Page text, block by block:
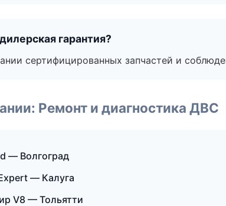
гарантия?
сертифицированных запчастей и
Ремонт и диагностика ДВС
— Волгоград
— Калуга
V8 — Тольятти